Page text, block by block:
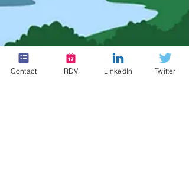
Contact RDV LinkedIn Twitter